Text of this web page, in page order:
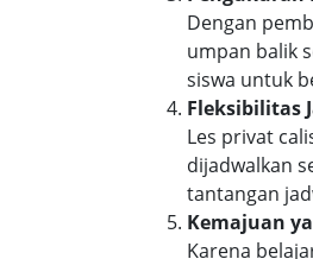
Dengan
umpan balik
siswa untuk
Fleksibilitas
Les privat
dijadwalkan
tantangan
Kemajuan
Karena